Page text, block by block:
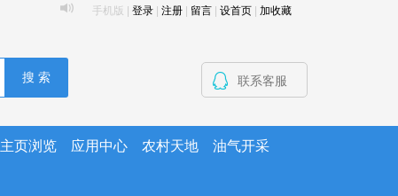
手机版 登录 注册 留言 设首页 加收藏
搜 索 联系客服
主页浏览 应用中心 农村天地 油气开采